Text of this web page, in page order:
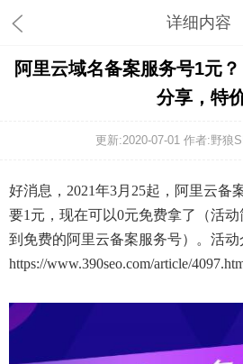
详细内容
阿里云域名备案服务号1元
分享，特
更新:2020-07-01 作者:野狼
好消息，2021年3月25起，阿里云备
要1元，现在可以0元免费拿了（活
到免费的阿里云备案服务号）。活动
https://www.390seo.com/article/